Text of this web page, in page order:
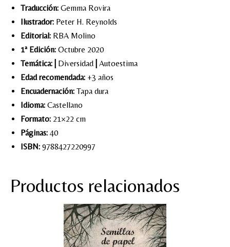
Traducción: Gemma Rovira
Ilustrador: Peter H. Reynolds
Editorial: RBA Molino
1ª Edición: Octubre 2020
Temática:
Diversidad Autoestima
Edad recomendada: +3 años
Encuadernación: Tapa dura
Idioma: Castellano
Formato: 21×22 cm
Páginas: 40
ISBN: 9788427220997
Productos relacionados